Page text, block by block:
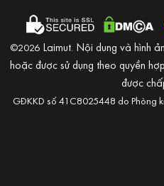
©2026 Laimut. Nội dung và hình
hoặc được sử dụng theo quyền
được
GĐKKD số 41C8025448 do Phòng